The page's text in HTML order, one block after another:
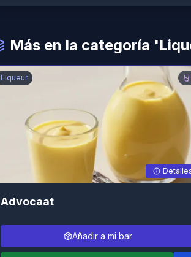
Más en la categoría
Liqueur
Advocaat
Añadir a mi bar